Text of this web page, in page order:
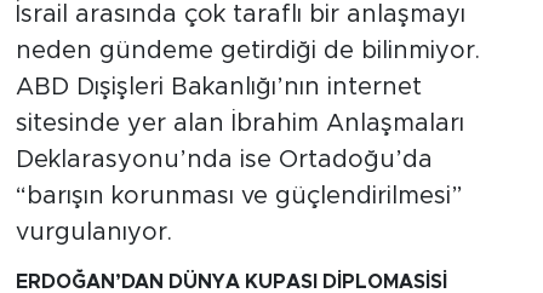
İsrail arasında çok taraflı bir anlaşmayı
neden gündeme getirdiği de bilinmiyor.
ABD Dışişleri Bakanlığı’nın internet
sitesinde yer alan İbrahim Anlaşmaları
Deklarasyonu’nda ise Ortadoğu’da
“barışın korunması ve güçlendirilmesi”
vurgulanıyor.
ERDOĞAN’DAN DÜNYA KUPASI DİPLOMASİSİ